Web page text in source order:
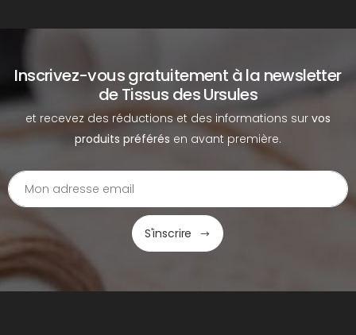
Inscrivez-vous gratuitement à la newsletter
de Tissus des Ursules
et recevez des réductions et des informations sur vos
produits préférés en avant première.
S'inscrire